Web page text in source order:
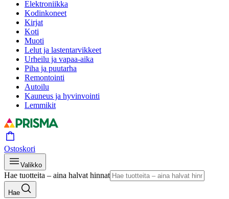
Elektroniikka
Kodinkoneet
Kirjat
Koti
Muoti
Lelut ja lastentarvikkeet
Urheilu ja vapaa-aika
Piha ja puutarha
Remontointi
Autoilu
Kauneus ja hyvinvointi
Lemmikit
Ostoskori
Valikko
Hae tuotteita – aina halvat hinnat
Hae